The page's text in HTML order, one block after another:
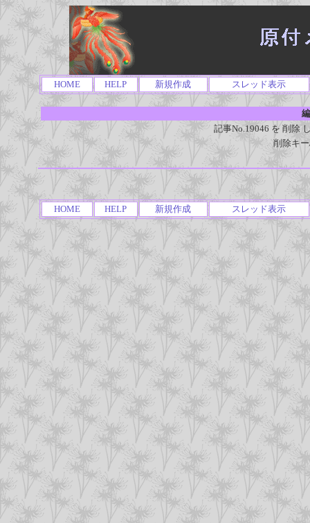
HOME HELP 新規作成 スレッド表示
記事No.19046 を 削除
削除キ
HOME HELP 新規作成 スレッド表示